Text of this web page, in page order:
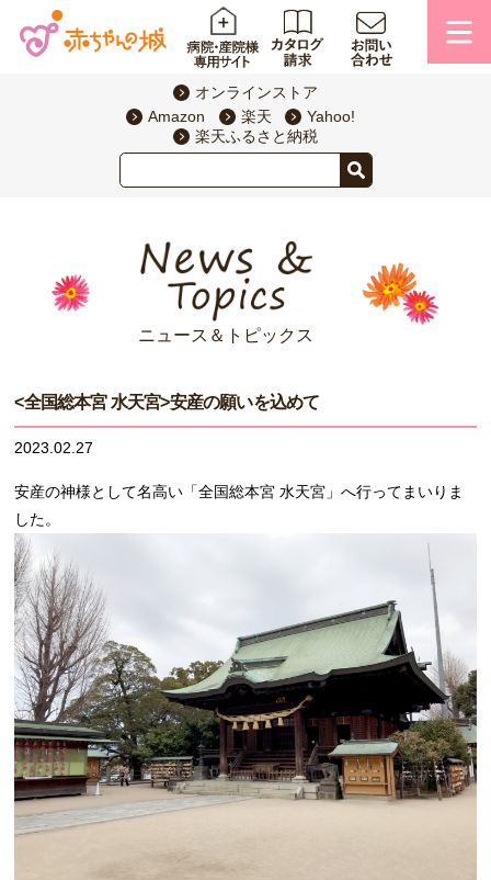
オンラインストア
Amazon
楽天
Yahoo!
楽天ふるさと納税
ニュース＆トピックス
<全国総本宮 水天宮>安産の願いを込めて
2023.02.27
安産の神様として名高い「全国総本宮 水天宮」へ行ってまいりま
した。